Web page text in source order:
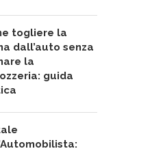
togliere la
dall’auto senza
la
guida